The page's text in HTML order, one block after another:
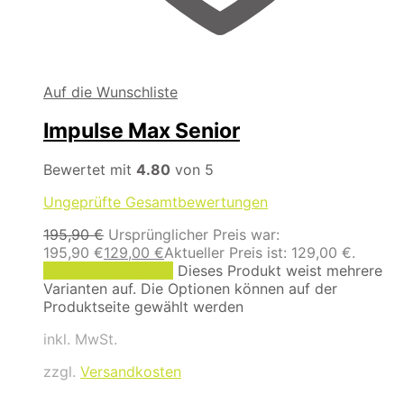
Auf die Wunschliste
Impulse Max Senior
Bewertet mit 4.80 von 5
Ungeprüfte Gesamtbewertungen
195,90€ Ursprünglicher Preis war:
195,90 €129,00 €Aktueller Preis ist: 129,00 €.
Dieses Produkt weist mehrere
Varianten auf. Die Optionen können auf der
Produktseite gewählt werden
inkl. MwSt.
zzgl. Versandkosten